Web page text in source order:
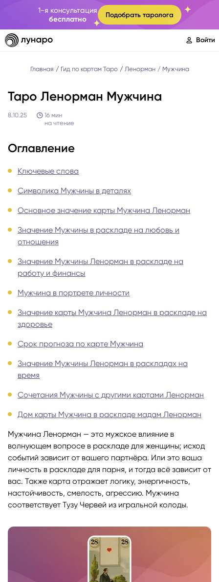
1-я консультация
бесплатно
Подобрать таролога
Войти
Главная Гид по картам Таро Ленорман Мужчина
Таро Ленорман Мужчина
8.10.25 16 мин
на чтение
Оглавление
Ключевые слова
Символика Мужчины в деталях
Основное значение карты Мужчина Ленорман
Значение Мужчины в раскладе на любовь и
отношения
Значение Мужчины Ленорман в раскладе на
работу и финансы
Мужчина в портрете личности
Значение карты Мужчина Ленорман в раскладе на
здоровье
Срок прогноза по карте Мужчина
Значение Мужчины Ленорман в раскладах на
время
Сочетания Мужчины с другими картами Ленорман
Дом карты Мужчина в раскладе мадам Ленорман
Мужчина Ленорман — это мужское влияние в
волнующем вопросе в раскладе для женщины; исход
событий зависит от вашего партнёра. Или это ваша
личность в раскладе для парня, и тогда всё зависит от
вас. Также карта отражает логику, энергичность,
настойчивость, смелость, агрессию. Мужчина
соответствует Тузу Червей из игральной колоды.